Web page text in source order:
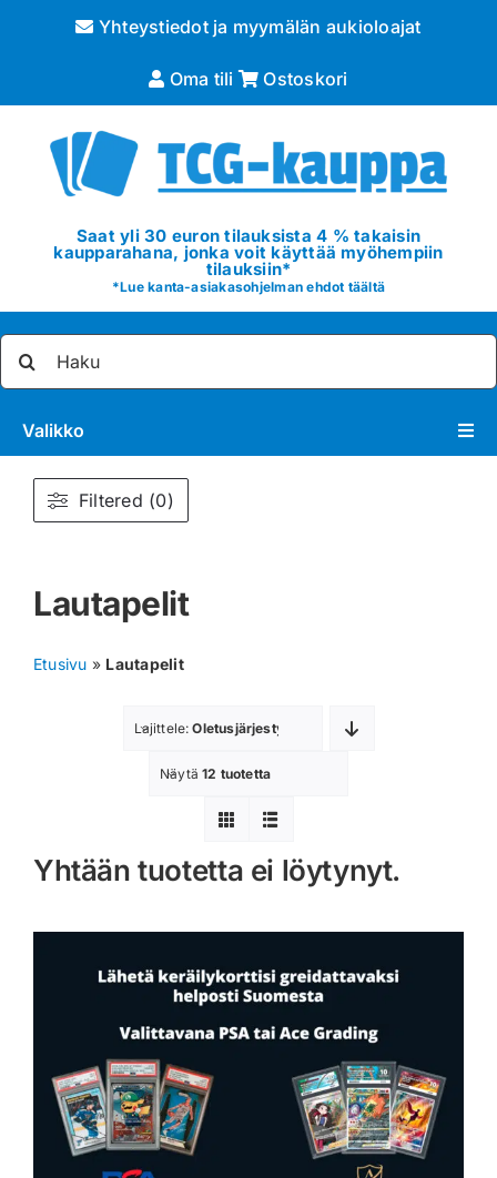
Yhteystiedot ja myymälän aukioloajat
Oma tili Ostoskori
Saat yli 30 euron tilauksista 4 % takaisin
kaupparahana, jonka voit käyttää myöhempiin
tilauksiin*
*Lue kanta-asiakasohjelman ehdot täältä
Valikko
Pokémon
Tarvikkeet
Rip & Ship
Greidauspalvelu
Lautapelit
Etusivu » Lautapelit
Lajittele:Oletusjärjestys
Näytä12 tuotetta
Yhtään tuotetta ei löytynyt.
Filtered (0)